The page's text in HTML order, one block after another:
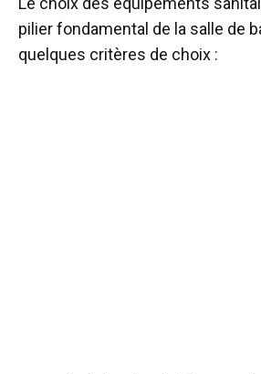
pilier fondamental de la salle de
quelques critères de choix :